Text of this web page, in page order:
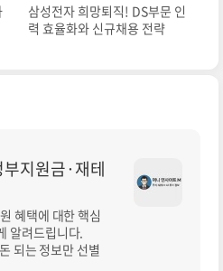
삼성전자 희망퇴직! DS부문 인
력 효율화와 신규채용 전략
지원금·재테
혜택에 대한 핵심
알려드립니다.
되는 정보만 선별